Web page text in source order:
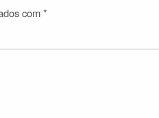
com*